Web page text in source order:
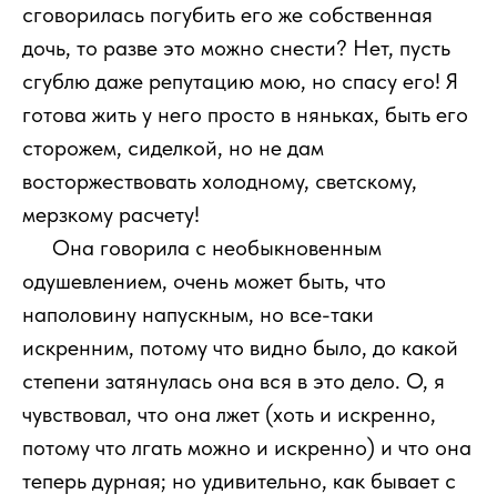
сговорилась погубить его же собственная
дочь, то разве это можно снести? Нет, пусть
сгублю даже репутацию мою, но спасу его! Я
готова жить у него просто в няньках, быть его
сторожем, сиделкой, но не дам
восторжествовать холодному, светскому,
мерзкому расчету!
Она говорила с необыкновенным
одушевлением, очень может быть, что
наполовину напускным, но все-таки
искренним, потому что видно было, до какой
степени затянулась она вся в это дело. О, я
чувствовал, что она лжет (хоть и искренно,
потому что лгать можно и искренно) и что она
теперь дурная; но удивительно, как бывает с